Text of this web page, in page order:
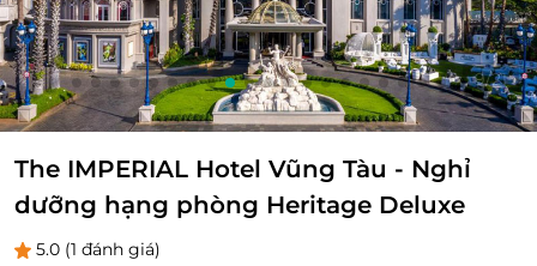
9/21
The IMPERIAL Hotel Vũng Tàu - Nghỉ
dưỡng hạng phòng Heritage Deluxe
5.0 (1 đánh giá)